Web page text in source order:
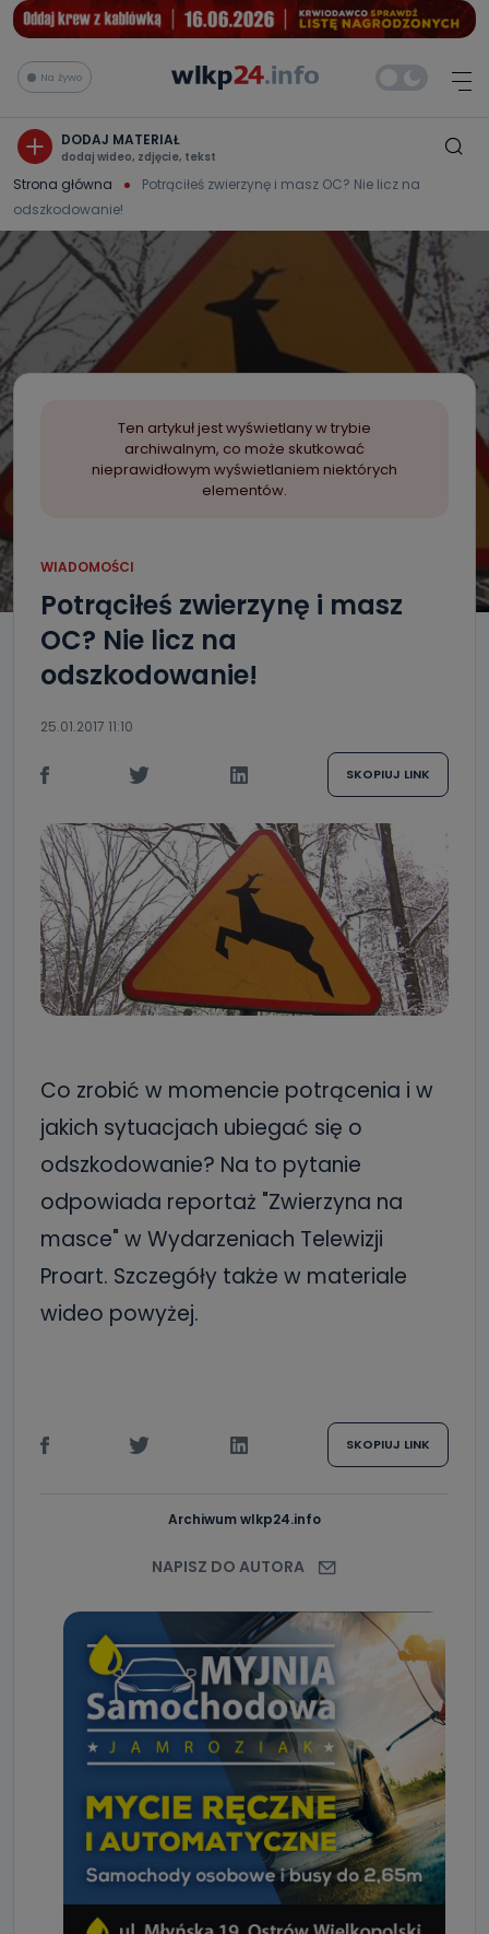
Na żywo
DODAJ MATERIAŁ
dodaj wideo, zdjęcie, tekst
Strona główna
Potrąciłeś zwierzynę i masz OC? Nie licz na
odszkodowanie!
Ten artykuł jest wyświetlany w trybie
archiwalnym, co może skutkować
nieprawidłowym wyświetlaniem niektórych
elementów.
WIADOMOŚCI
Potrąciłeś zwierzynę i masz
OC? Nie licz na
odszkodowanie!
25.01.2017 11:10
SKOPIUJ LINK
Co zrobić w momencie potrącenia i w
jakich sytuacjach ubiegać się o
odszkodowanie? Na to pytanie
odpowiada reportaż "Zwierzyna na
masce" w Wydarzeniach Telewizji
Proart. Szczegóły także w materiale
wideo powyżej.
SKOPIUJ LINK
Archiwum wlkp24.info
NAPISZ DO AUTORA